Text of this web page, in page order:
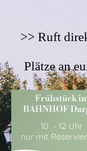
>> Ruft
Plätze an